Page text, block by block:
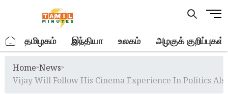
M
u
t
. தமிழகம் இந்தியா உலகம் அழகுக் குறிப்புகள்
Home»News»
Vijay Will Follow His Cinema Experience In Politics